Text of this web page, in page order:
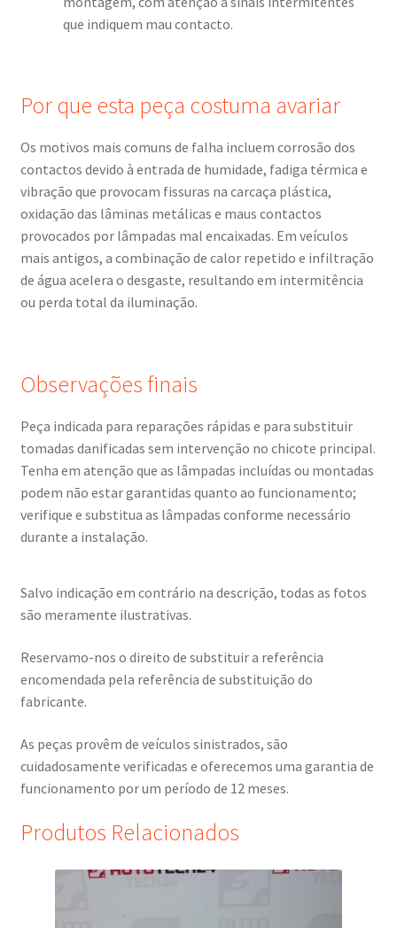
que indiquem mau contacto.
Por que esta peça costuma avariar
Os motivos mais comuns de falha incluem corrosão dos
contactos devido à entrada de humidade, fadiga térmica e
vibração que provocam fissuras na carcaça plástica,
oxidação das lâminas metálicas e maus contactos
provocados por lâmpadas mal encaixadas. Em veículos
mais antigos, a combinação de calor repetido e infiltração
de água acelera o desgaste, resultando em intermitência
ou perda total da iluminação.
Observações finais
Peça indicada para reparações rápidas e para substituir
tomadas danificadas sem intervenção no chicote principal.
Tenha em atenção que as lâmpadas incluídas ou montadas
podem não estar garantidas quanto ao funcionamento;
verifique e substitua as lâmpadas conforme necessário
durante a instalação.
Salvo indicação em contrário na descrição, todas as fotos
são meramente ilustrativas.
Reservamo-nos o direito de substituir a referência
encomendada pela referência de substituição do
fabricante.
As peças provêm de veículos sinistrados, são
cuidadosamente verificadas e oferecemos uma garantia de
funcionamento por um período de 12 meses.
Produtos Relacionados